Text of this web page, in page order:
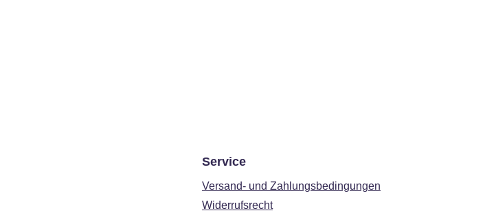
Service
Versand- und Zahlungsbedingungen
Widerrufsrecht